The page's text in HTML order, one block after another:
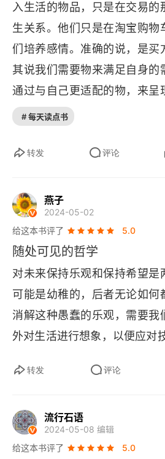
到精疲力尽，但实际上并没有
忙碌带来的不是前进的成就感
循环的虚空感。总之，在现代
与个人独立的浪潮中，我们与
体物件、身体力行和人际互助
渐疏离。这种疏离导致生活意
于追问宏大的意义或追逐未
成的当下生活细节。
入生活的物品，只是在交易的
生关系。他们只是在淘宝购物
们培养感情。准确的说，是买
其说我们需要物来满足自身的
通过与自己更适配的物，来呈
这状态虽然是给别人看，但会
要把自己放到社会上去之前
过去的回忆，也没有对未来的
的只是一具从鲜嫩到干瘪的肉
会上扮演着各种各样的角色时
添加不同的标签，于是有
物。物以类聚，人以群分，人
起，同时出现在世人面前的，
否可以在一起。看起来这样的
简单的用一些符号来标记别
己。如果去掉物的属性，我
所以会成为一种集体记忆，是
活中进行了足够的积累，以至
# 每天读点书
转发 评论
燕子
2024-05-02
给这本书评了
5.0
随处可见的哲学
对未来保持乐观和保持希望是
可能是幼稚的，后者无论如何
消解这种愚蠢的乐观，需要我
外对生活进行想象，以便应对
转发 评论
流行石语
2024-05-08 编辑
给这本书评了
5.0